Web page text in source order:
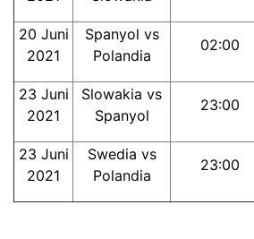
20 Juni
2021
Spanyol vs
Polandia
02:00
23 Juni
2021
Slowakia vs
Spanyol
23:00
23 Juni
2021
Swedia vs
Polandia
23:00